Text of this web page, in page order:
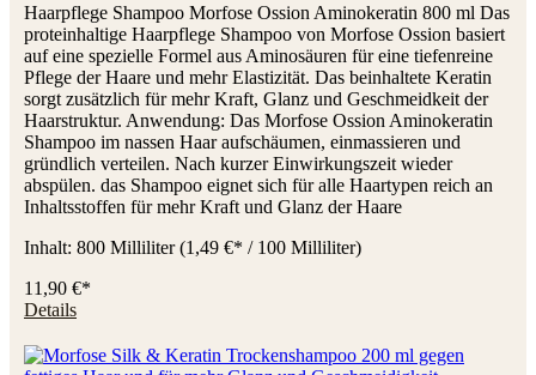
Haarpflege Shampoo Morfose Ossion Aminokeratin 800 ml Das
proteinhaltige Haarpflege Shampoo von Morfose Ossion basiert
auf eine spezielle Formel aus Aminosäuren für eine tiefenreine
Pflege der Haare und mehr Elastizität. Das beinhaltete Keratin
sorgt zusätzlich für mehr Kraft, Glanz und Geschmeidkeit der
Haarstruktur. Anwendung: Das Morfose Ossion Aminokeratin
Shampoo im nassen Haar aufschäumen, einmassieren und
gründlich verteilen. Nach kurzer Einwirkungszeit wieder
abspülen. das Shampoo eignet sich für alle Haartypen reich an
Inhaltsstoffen für mehr Kraft und Glanz der Haare
Inhalt: 800 Milliliter(1,49 €* / 100 Milliliter)
11,90 €*
Details